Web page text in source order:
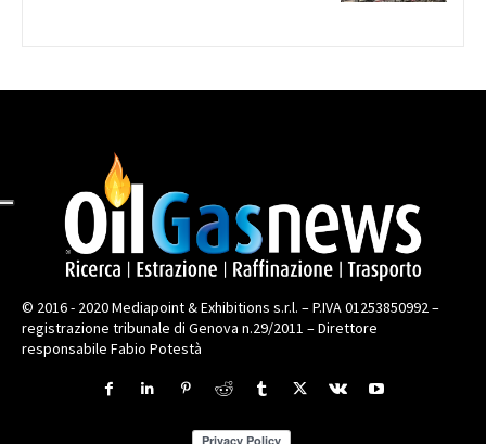
© 2016 - 2020 Mediapoint & Exhibitions s.r.l. – P.IVA 01253850992 –
registrazione tribunale di Genova n.29/2011 – Direttore
responsabile Fabio Potestà